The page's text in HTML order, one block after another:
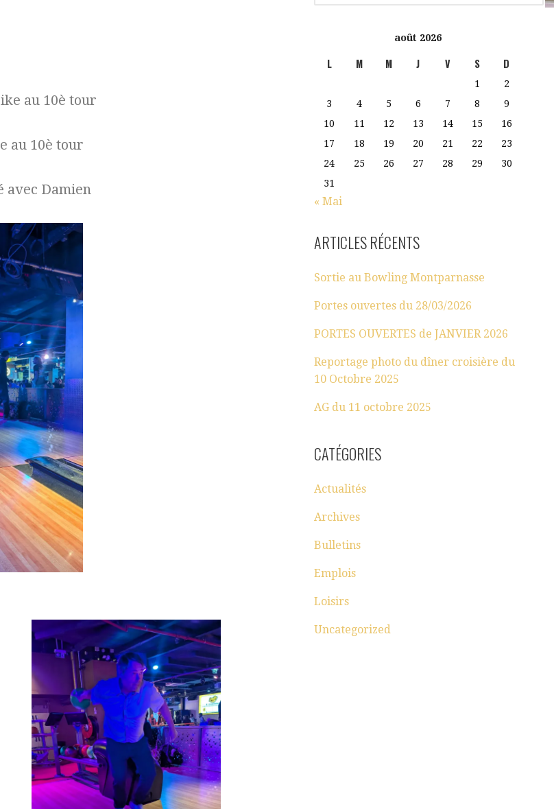
au 10è tour
au 10è tour
avec Damien
août 2026
L M M J V S D
1
2
3
4 5 6 7 8
9
10
11 12 13 14 15
16
17
18 19 20 21 22
23
24
25 26 27 28 29
30
31
« Mai
ARTICLES RÉCENTS
Sortie au Bowling Montparnasse
Portes ouvertes du 28/03/2026
PORTES OUVERTES de JANVIER 2026
Reportage photo du dîner croisière du
10 Octobre 2025
AG du 11 octobre 2025
CATÉGORIES
Actualités
Archives
Bulletins
Emplois
Loisirs
Uncategorized